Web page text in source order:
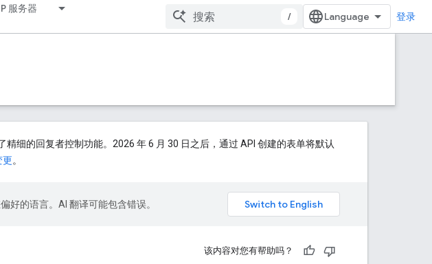
服务器
/ 登录
细的回复者控制功能。2026 年 6 月 30 日之后，通过 API 创建的表单将默认
更。
好的语言。AI 翻译可能包含错误。
该内容对您有帮助吗？